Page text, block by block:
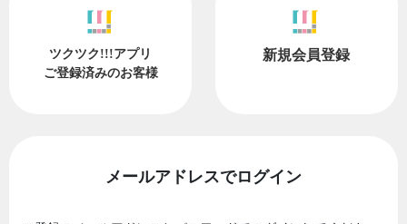
ツクツク!!!アプリ
ご登録済みのお客様
新規会員登録
メールアドレスでログイン